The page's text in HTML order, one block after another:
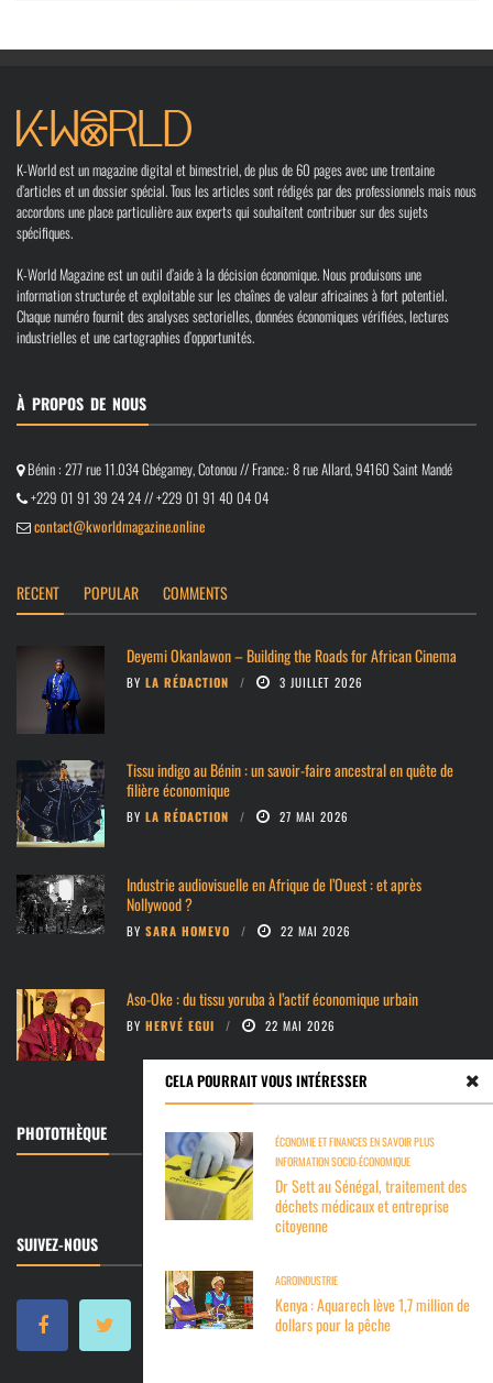
CELA POURRAIT VOUS INTÉRESSER
ÉCONOMIE ET FINANCESEN SAVOIR PLUS
INFORMATION SOCIO-ÉCONOMIQUE
Dr Sett au Sénégal, traitement des
déchets médicaux et entreprise
citoyenne
AGROINDUSTRIE
Kenya : Aquarech lève 1,7 million de
dollars pour la pêche
K-World est un magazine digital et bimestriel, de plus de 60 pages avec une trentaine
d’articles et un dossier spécial. Tous les articles sont rédigés par des professionnels mais nous
accordons une place particulière aux experts qui souhaitent contribuer sur des sujets
spécifiques.
K-World Magazine est un outil d’aide à la décision économique. Nous produisons une
information structurée et exploitable sur les chaînes de valeur africaines à fort potentiel.
Chaque numéro fournit des analyses sectorielles, données économiques vérifiées, lectures
industrielles et une cartographies d’opportunités.
À PROPOS DE NOUS
Bénin : 277 rue 11.034 Gbégamey, Cotonou // France.: 8 rue Allard, 94160 Saint Mandé
+229 01 91 39 24 24 // +229 01 91 40 04 04
contact@kworldmagazine.online
RECENT POPULAR COMMENTS
Deyemi Okanlawon – Building the Roads for African Cinema
BY LA RÉDACTION 3 JUILLET 2026
Tissu indigo au Bénin : un savoir-faire ancestral en quête de
filière économique
BY LA RÉDACTION 27 MAI 2026
Industrie audiovisuelle en Afrique de l’Ouest : et après
Nollywood ?
BY SARA HOMEVO 22 MAI 2026
Aso-Oke : du tissu yoruba à l’actif économique urbain
BY HERVÉ EGUI 22 MAI 2026
PHOTOTHÈQUE
SUIVEZ-NOUS